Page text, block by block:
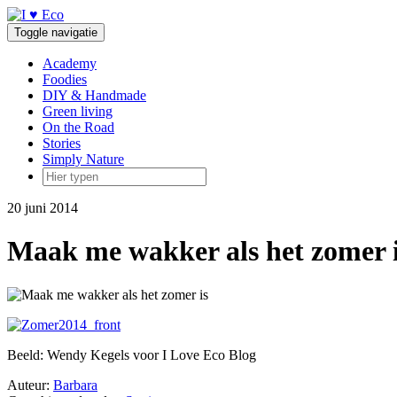
Doorgaan
naar
inhoud
Toggle navigatie
Academy
Foodies
DIY & Handmade
Green living
On the Road
Stories
Simply Nature
20 juni 2014
Maak me wakker als het zomer
Beeld: Wendy Kegels voor I Love Eco Blog
Auteur: Barbara